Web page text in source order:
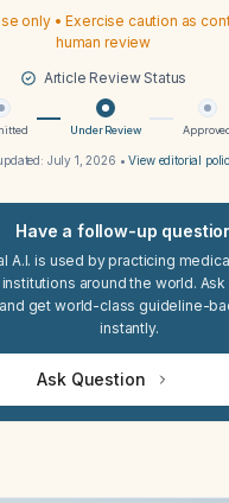
only • Exercise caution as
human review
Article Review Status
Under Review
July 1, 2026 •View editorial
Have a follow-up
A.I. is used by practicing
around the world.
get world-class guideline-
instantly.
Ask Question